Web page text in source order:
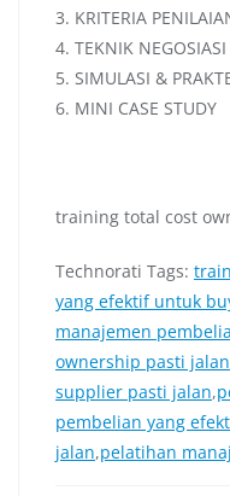
3. KRITERIA
4. TEKNIK NEGOSIASI
5. SIMULASI &
6. MINI CASE STUDY
training total cost
Technorati Tags:
yang efektif untuk
manajemen
ownership pasti jalan
supplier pasti jalan,
pembelian yang
jalan,pelatihan